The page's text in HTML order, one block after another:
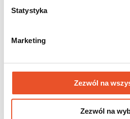
Statystyka
Marketing
Zezwól na
Zezwól na
Pardavimo
15-588 Kuriany
Tel.: 605 431 444
bialystok@hanbud-